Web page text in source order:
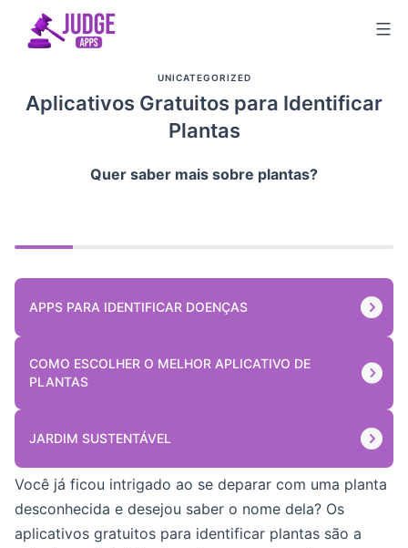
UNICATEGORIZED
Aplicativos Gratuitos para Identificar
Plantas
Quer saber mais sobre plantas?
APPS PARA IDENTIFICAR DOENÇAS
COMO ESCOLHER O MELHOR APLICATIVO DE
PLANTAS
JARDIM SUSTENTÁVEL
Você já ficou intrigado ao se deparar com uma planta
desconhecida e desejou saber o nome dela? Os
aplicativos gratuitos para identificar plantas são a